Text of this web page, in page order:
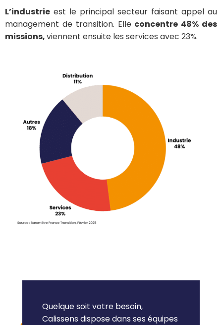
L’industrie est le principal secteur faisant appel au
management de transition. Elle concentre 48% des
missions,viennent ensuite les services avec 23%.
Quelque soit votre besoin,
Calissens dispose dans ses équipes